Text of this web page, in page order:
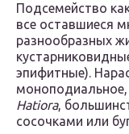
Подсемейство
все оставшиеся
разнообразных
эпифитные).
Hatiora,
сосочками или